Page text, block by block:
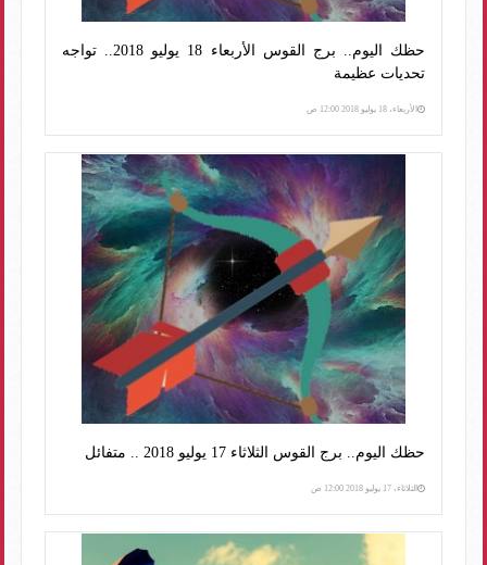
حظك اليوم.. برج القوس الأربعاء 18 يوليو 2018.. تواجه
تحديات عظيمة
الأربعاء، 18 يوليو 2018 12:00 ص
حظك اليوم.. برج القوس الثلاثاء 17 يوليو 2018 .. متفائل
الثلاثاء، 17 يوليو 2018 12:00 ص